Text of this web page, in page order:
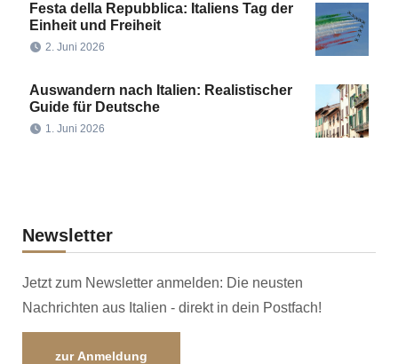
Festa della Repubblica: Italiens Tag der
Einheit und Freiheit
2. Juni 2026
Auswandern nach Italien: Realistischer
Guide für Deutsche
1. Juni 2026
Newsletter
Jetzt zum Newsletter anmelden: Die neusten
Nachrichten aus Italien - direkt in dein Postfach!
zur Anmeldung